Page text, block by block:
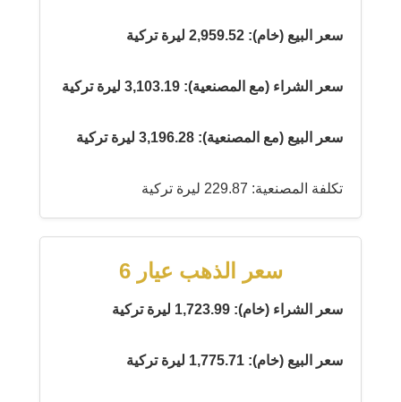
سعر البيع (خام): 2,959.52 ليرة تركية
سعر الشراء (مع المصنعية): 3,103.19 ليرة تركية
سعر البيع (مع المصنعية): 3,196.28 ليرة تركية
تكلفة المصنعية: 229.87 ليرة تركية
سعر الذهب عيار 6
سعر الشراء (خام): 1,723.99 ليرة تركية
سعر البيع (خام): 1,775.71 ليرة تركية